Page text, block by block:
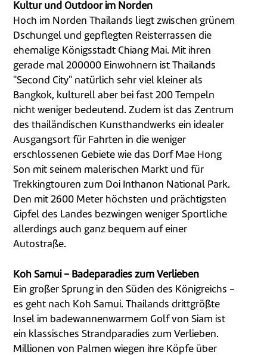
Kultur und Outdoor im Norden
Hoch im Norden Thailands liegt zwischen grünem
Dschungel und gepflegten Reisterrassen die
ehemalige Königsstadt Chiang Mai. Mit ihren
gerade mal 200000 Einwohnern ist Thailands
"Second City" natürlich sehr viel kleiner als
Bangkok, kulturell aber bei fast 200 Tempeln
nicht weniger bedeutend. Zudem ist das Zentrum
des thailändischen Kunsthandwerks ein idealer
Ausgangsort für Fahrten in die weniger
erschlossenen Gebiete wie das Dorf Mae Hong
Son mit seinem malerischen Markt und für
Trekkingtouren zum Doi Inthanon National Park.
Den mit 2600 Meter höchsten und prächtigsten
Gipfel des Landes bezwingen weniger Sportliche
allerdings auch ganz bequem auf einer
Autostraße.
Koh Samui - Badeparadies zum Verlieben
Ein großer Sprung in den Süden des Königreichs -
es geht nach Koh Samui. Thailands drittgrößte
Insel im badewannenwarmem Golf von Siam ist
ein klassisches Strandparadies zum Verlieben.
Millionen von Palmen wiegen ihre Köpfe über